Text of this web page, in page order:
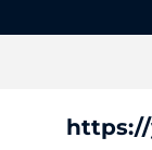
https://